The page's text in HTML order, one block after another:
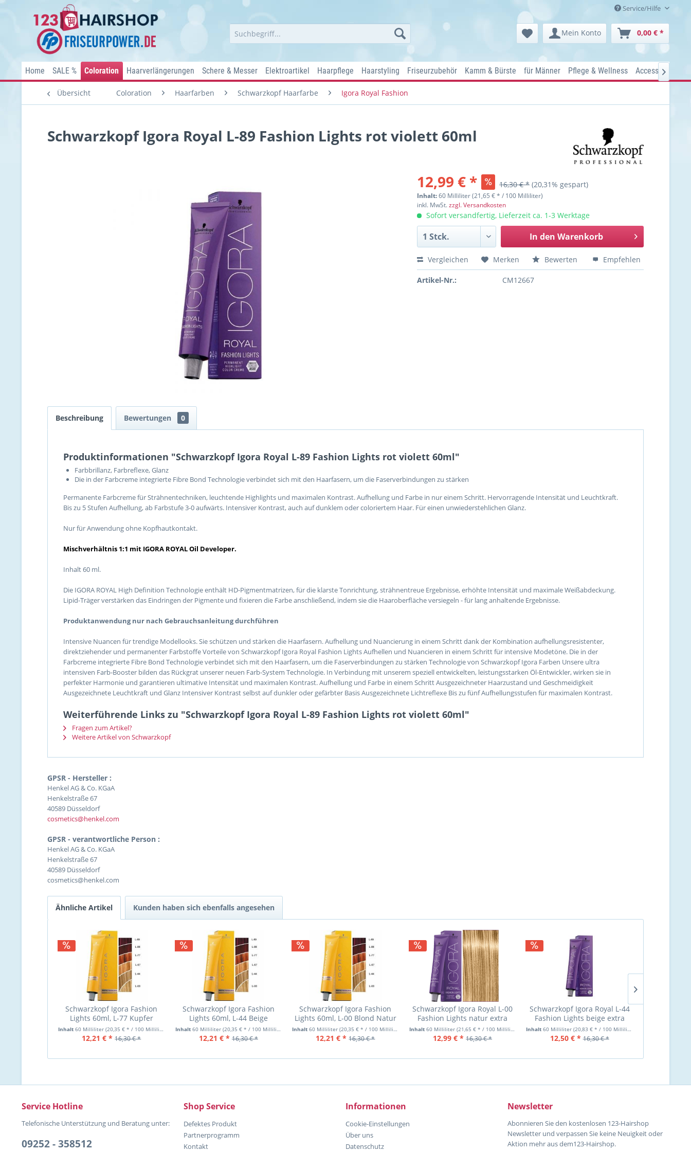
Service/Hilfe
Mein Konto 0,00 € *
Home SALE % Coloration Haarverlängerungen Schere & Messer Elektroartikel Haarpflege Haarstyling Friseurzubehör Kamm & Bürste für Männer Pflege & Wellness Accessoires

Übersicht Coloration Haarfarben Schwarzkopf Haarfarbe Igora Royal Fashion
Schwarzkopf Igora Royal L-89 Fashion Lights rot violett 60ml
12,99 € * 16,30 € * (20,31% gespart)
Inhalt:60 Milliliter (21,65 € * / 100 Milliliter)
inkl. MwSt.zzgl. Versandkosten
Sofort versandfertig, Lieferzeit ca. 1-3 Werktage
In den Warenkorb
Vergleichen Merken Bewerten Empfehlen
Artikel-Nr.: CM12667
Beschreibung Bewertungen 0
Produktinformationen "Schwarzkopf Igora Royal L-89 Fashion Lights rot violett 60ml"
Farbbrillanz, Farbreflexe, Glanz
Die in der Farbcreme integrierte Fibre Bond Technologie verbindet sich mit den Haarfasern, um die Faserverbindungen zu stärken
Permanente Farbcreme für Strähnentechniken, leuchtende Highlights und maximalen Kontrast. Aufhellung und Farbe in nur einem Schritt. Hervorragende Intensität und Leuchtkraft.
Bis zu 5 Stufen Aufhellung, ab Farbstufe 3-0 aufwärts. Intensiver Kontrast, auch auf dunklem oder coloriertem Haar. Für einen unwiederstehlichen Glanz.
Nur für Anwendung ohne Kopfhautkontakt.
Mischverhältnis 1:1 mit IGORA ROYAL Oil Developer.
Inhalt 60 ml.
Die IGORA ROYAL High Definition Technologie enthält HD-Pigmentmatrizen, für die klarste Tonrichtung, strähnentreue Ergebnisse, erhöhte Intensität und maximale Weißabdeckung.
Lipid-Träger verstärken das Eindringen der Pigmente und fixieren die Farbe anschließend, indem sie die Haaroberfläche versiegeln - für lang anhaltende Ergebnisse.
Produktanwendung nur nach Gebrauchsanleitung durchführen
Intensive Nuancen für trendige Modellooks. Sie schützen und stärken die Haarfasern. Aufhellung und Nuancierung in einem Schritt dank der Kombination aufhellungsresistenter,
direktziehender und permanenter Farbstoffe Vorteile von Schwarzkopf Igora Royal Fashion Lights Aufhellen und Nuancieren in einem Schritt für intensive Modetöne. Die in der
Farbcreme integrierte Fibre Bond Technologie verbindet sich mit den Haarfasern, um die Faserverbindungen zu stärken Technologie von Schwarzkopf Igora Farben Unsere ultra
intensiven Farb-Booster bilden das Rückgrat unserer neuen Farb-System Technologie. In Verbindung mit unserem speziell entwickelten, leistungsstarken Öl-Entwickler, wirken sie in
perfekter Harmonie und garantieren ultimative Intensität und maximalen Kontrast. Aufhellung und Farbe in einem Schritt Ausgezeichneter Haarzustand und Geschmeidigkeit
Ausgezeichnete Leuchtkraft und Glanz Intensiver Kontrast selbst auf dunkler oder gefärbter Basis Ausgezeichnete Lichtreflexe Bis zu fünf Aufhellungsstufen für maximalen Kontrast.
Weiterführende Links zu "Schwarzkopf Igora Royal L-89 Fashion Lights rot violett 60ml"
Fragen zum Artikel?
Weitere Artikel von Schwarzkopf
GPSR - Hersteller :
Henkel AG & Co. KGaA
Henkelstraße 67
40589 Düsseldorf
cosmetics@henkel.com
GPSR - verantwortliche Person :
Henkel AG & Co. KGaA
Henkelstraße 67
40589 Düsseldorf
cosmetics@henkel.com
Ähnliche Artikel Kunden haben sich ebenfalls angesehen
Schwarzkopf Igora Fashion
Lights 60ml, L-77 Kupfer
Inhalt 60 Milliliter (20,35 € * / 100 Milliliter)
12,21 € * 16,30 € *
Schwarzkopf Igora Fashion
Lights 60ml, L-44 Beige
Inhalt 60 Milliliter (20,35 € * / 100 Milliliter)
12,21 € * 16,30 € *
Schwarzkopf Igora Fashion
Lights 60ml, L-00 Blond Natur
Inhalt60 Milliliter(20,35 € * / 100 Milliliter)
12,21 € * 16,30 € *
Schwarzkopf Igora Royal L-00
Fashion Lights natur extra
60ml
Inhalt 60 Milliliter (21,65 € * / 100 Milliliter)
12,99 € * 16,30 € *
Schwarzkopf Igora Royal L-44
Fashion Lights beige extra
60ml
Inhalt60 Milliliter(20,83 € * / 100 Milliliter)
12,50 € * 16,30 € *
Service Hotline
Telefonische Unterstützung und Beratung unter:
09252 - 358512
Shop Service
Defektes Produkt
Partnerprogramm
Kontakt
Informationen
Cookie-Einstellungen
Über uns
Datenschutz
Newsletter
Abonnieren Sie den kostenlosen 123-Hairshop
Newsletter und verpassen Sie keine Neuigkeit oder
Aktion mehr aus dem123-Hairshop.